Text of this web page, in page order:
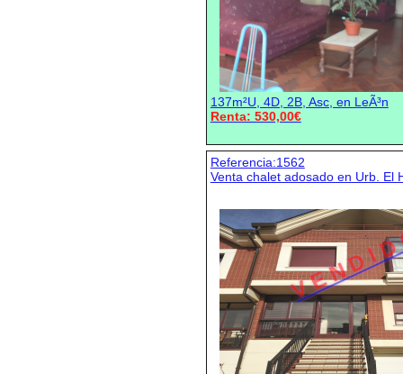
137m²U, 4D, 2B, Asc, en LeÃ³n
Renta: 530,00€
Referencia:1562
Venta chalet adosado en Urb. El
V E N D I